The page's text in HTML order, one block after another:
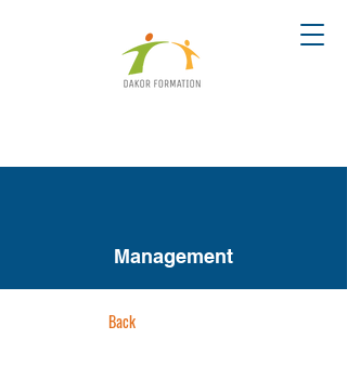
Management
Back